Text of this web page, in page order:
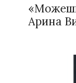
Арина